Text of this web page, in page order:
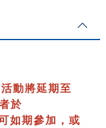
動將延期至
於
如期參加，或